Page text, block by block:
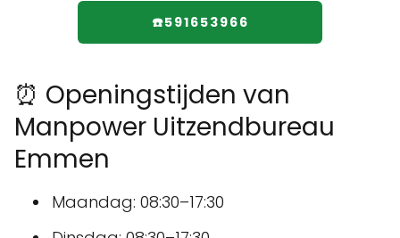
☎️591653966
⏰ Openingstijden van
Manpower Uitzendbureau
Emmen
Maandag: 08:30–17:30